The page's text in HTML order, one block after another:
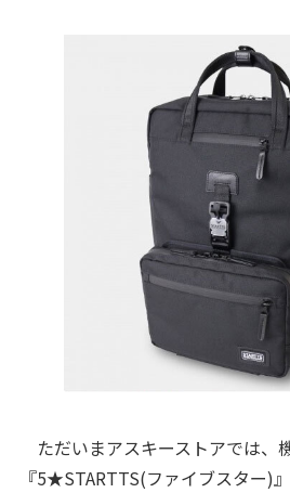
ただいまアスキーストアでは、
『5★STARTTS(ファイブスター)